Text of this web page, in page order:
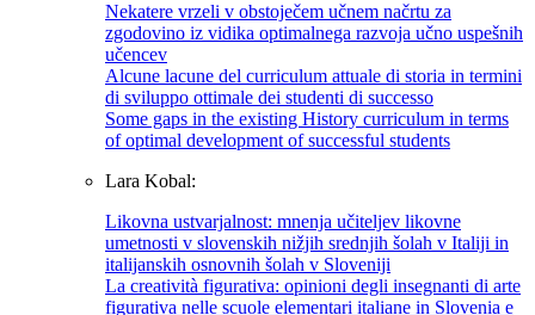
Nekatere vrzeli v obstoječem učnem načrtu za
zgodovino iz vidika optimalnega razvoja učno uspešnih
učencev
Alcune lacune del curriculum attuale di storia in termini
di sviluppo ottimale dei studenti di successo
Some gaps in the existing History curriculum in terms
of optimal development of successful students
Lara Kobal:
Likovna ustvarjalnost: mnenja učiteljev likovne
umetnosti v slovenskih nižjih srednjih šolah v Italiji in
italijanskih osnovnih šolah v Sloveniji
La creatività figurativa: opinioni degli insegnanti di arte
figurativa nelle scuole elementari italiane in Slovenia e